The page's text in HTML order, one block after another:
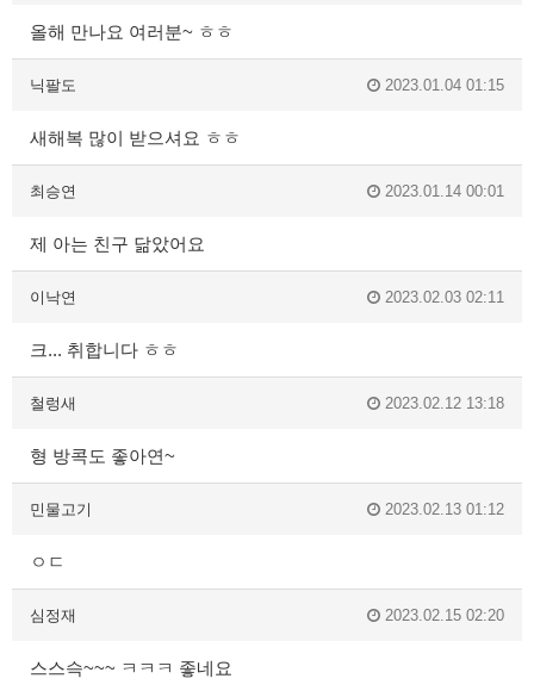
올해 만나요 여러분~ ㅎㅎ
닉팔도 2023.01.04 01:15
새해복 많이 받으셔요 ㅎㅎ
최승연 2023.01.14 00:01
제 아는 친구 닮았어요
이낙연 2023.02.03 02:11
크... 취합니다 ㅎㅎ
철렁새 2023.02.12 13:18
형 방콕도 좋아연~
민물고기 2023.02.13 01:12
ㅇㄷ
심정재 2023.02.15 02:20
스스슥~~~ ㅋㅋㅋ 좋네요